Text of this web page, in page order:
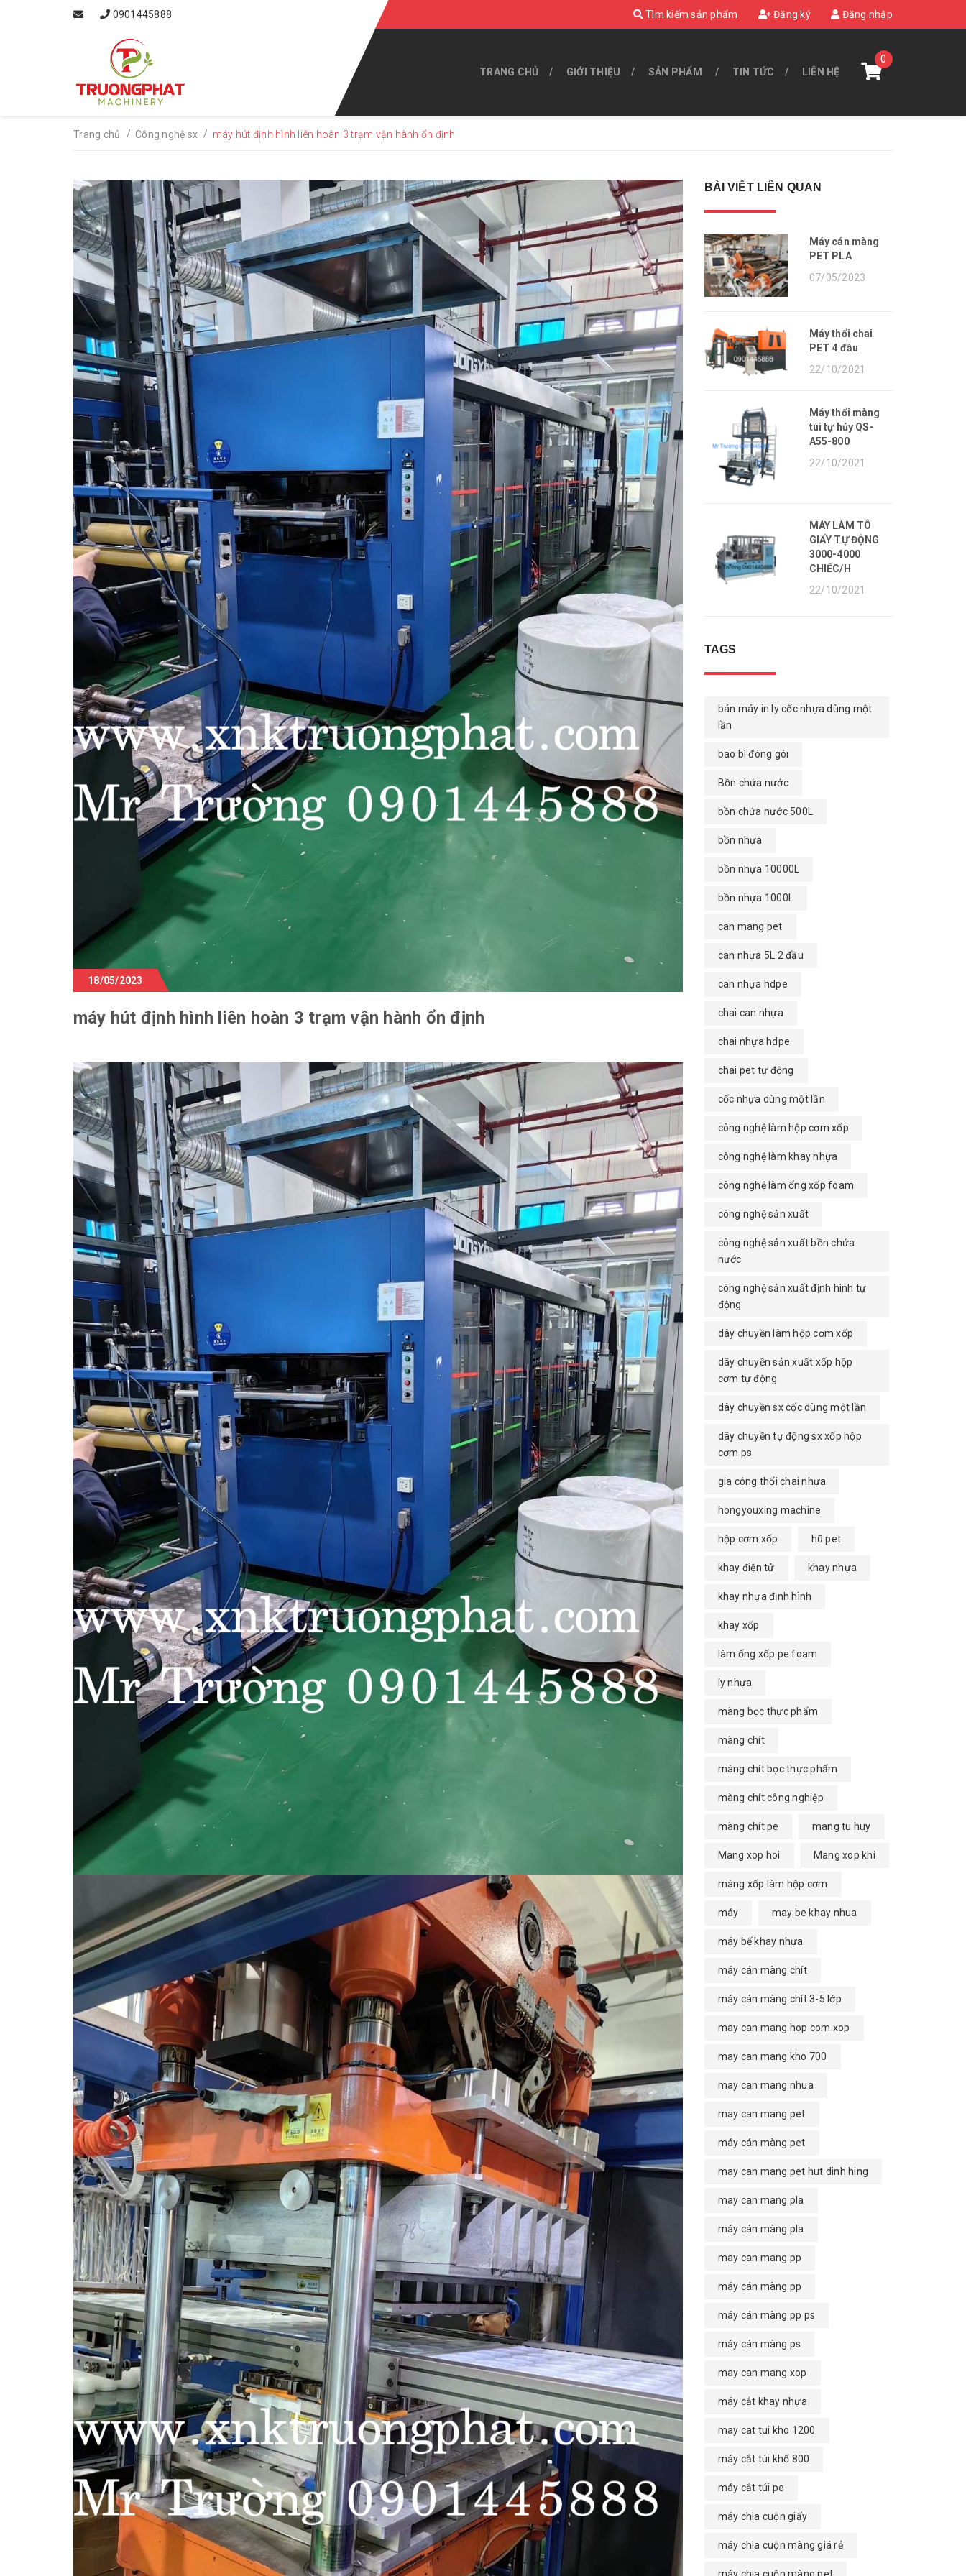
0901445888 Tìm kiếm sản phẩm Đăng ký Đăng nhập
TRANG CHỦ GIỚI THIỆU SẢN PHẨM TIN TỨC LIÊN HỆ
0
Trang chủ / Công nghệ sx / máy hút định hình liên hoàn 3 trạm vận hành ổn định
18/05/2023
máy hút định hình liên hoàn 3 trạm vận hành ổn định
BÀI VIẾT LIÊN QUAN
Máy cán màng
PET PLA
07/05/2023
Máy thổi chai
PET 4 đầu
22/10/2021
Máy thổi màng
túi tự hủy QS-
A55-800
22/10/2021
MÁY LÀM TÔ
GIẤY TỰ ĐỘNG
3000-4000
CHIẾC/H
22/10/2021
TAGS
bán máy in ly cốc nhựa dùng một
lần
bao bì đóng gói
Bồn chứa nước
bồn chứa nước 500L
bồn nhựa
bồn nhựa 10000L
bồn nhựa 1000L
can mang pet
can nhựa 5L 2 đầu
can nhựa hdpe
chai can nhựa
chai nhựa hdpe
chai pet tự động
cốc nhựa dùng một lần
công nghệ làm hộp cơm xốp
công nghệ làm khay nhựa
công nghệ làm ống xốp foam
công nghệ sản xuất
công nghệ sản xuất bồn chứa
nước
công nghệ sản xuất định hình tự
động
dây chuyền làm hộp cơm xốp
dây chuyền sản xuất xốp hộp
cơm tự động
dây chuyền sx cốc dùng một lần
dây chuyền tự động sx xốp hộp
cơm ps
gia công thổi chai nhựa
hongyouxing machine
hộp cơm xốp hũ pet
khay điện tử khay nhựa
khay nhựa định hình
khay xốp
làm ống xốp pe foam
ly nhựa
màng bọc thực phẩm
màng chít
màng chít bọc thực phẩm
màng chít công nghiệp
màng chít pe mang tu huy
Mang xop hoi Mang xop khi
màng xốp làm hộp cơm
máy may be khay nhua
máy bế khay nhựa
máy cán màng chít
máy cán màng chít 3-5 lớp
may can mang hop com xop
may can mang kho 700
may can mang nhua
may can mang pet
máy cán màng pet
may can mang pet hut dinh hing
may can mang pla
máy cán màng pla
may can mang pp
máy cán màng pp
máy cán màng pp ps
máy cán màng ps
may can mang xop
máy cắt khay nhựa
may cat tui kho 1200
máy cắt túi khổ 800
máy cắt túi pe
máy chia cuộn giấy
máy chia cuộn màng giá rẻ